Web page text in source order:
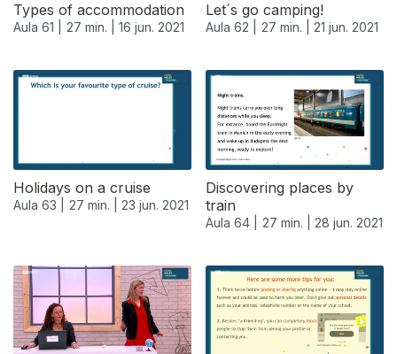
Types of accommodation
Aula 61 | 27 min. | 16 jun. 2021
Let´s go camping!
Aula 62 | 27 min. | 21 jun. 2021
Holidays on a cruise
Aula 63 | 27 min. | 23 jun. 2021
Discovering places by
train
Aula 64 | 27 min. | 28 jun. 2021